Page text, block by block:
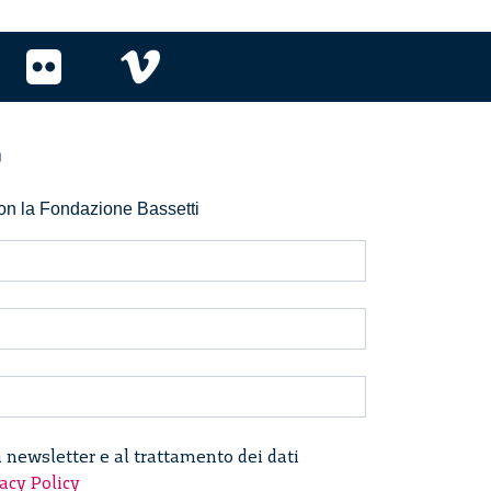
la Fondazione Bassetti
newsletter e al trattamento dei dati
Policy